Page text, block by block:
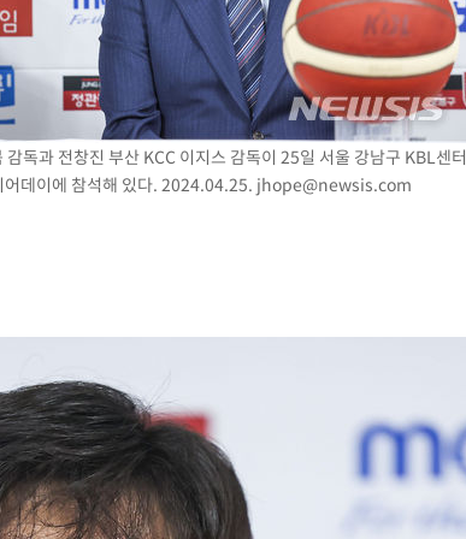
독과 전창진 부산 KCC 이지스 감독이 25일 서울 강남구 KBL센터
데이에 참석해 있다. 2024.04.25. jhope@newsis.com